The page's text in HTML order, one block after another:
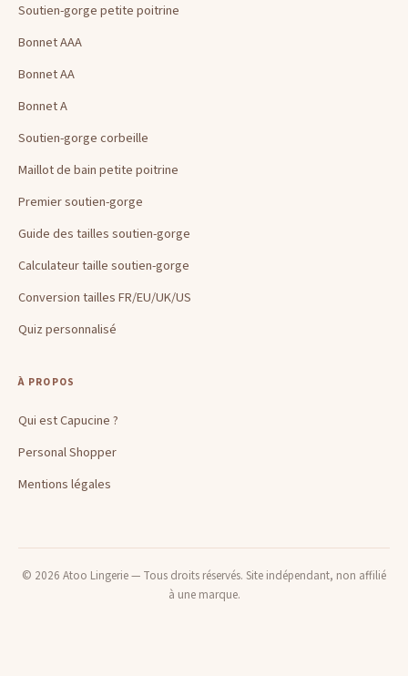
Soutien-gorge petite poitrine
Bonnet AAA
Bonnet AA
Bonnet A
Soutien-gorge corbeille
Maillot de bain petite poitrine
Premier soutien-gorge
Guide des tailles soutien-gorge
Calculateur taille soutien-gorge
Conversion tailles FR/EU/UK/US
Quiz personnalisé
À PROPOS
Qui est Capucine ?
Personal Shopper
Mentions légales
© 2026 Atoo Lingerie — Tous droits réservés. Site indépendant, non affilié
à une marque.